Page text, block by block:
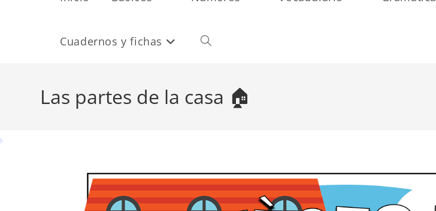
Cuadernos y fichas Alternar
búsqueda
la
Las partes de la casa 🏠